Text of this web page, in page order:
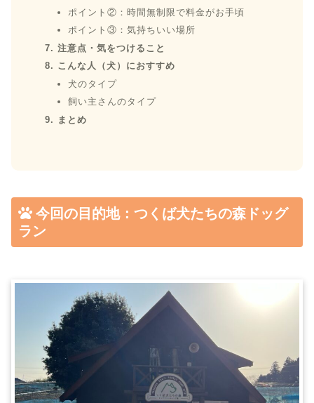
ポイント②：時間無制限で料金がお手頃
ポイント③：気持ちいい場所
注意点・気をつけること
こんな人（犬）におすすめ
犬のタイプ
飼い主さんのタイプ
まとめ
今回の目的地：つくば犬たちの森ドッグ
ラン